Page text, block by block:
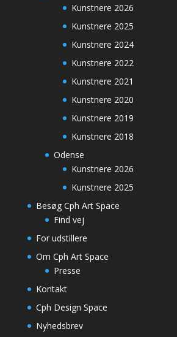
Kunstnere 2026
Kunstnere 2025
Kunstnere 2024
Kunstnere 2022
Kunstnere 2021
Kunstnere 2020
Kunstnere 2019
Kunstnere 2018
Odense
Kunstnere 2026
Kunstnere 2025
Besøg Cph Art Space
Find vej
For udstillere
Om Cph Art Space
Presse
Kontakt
Cph Design Space
Nyhedsbrev